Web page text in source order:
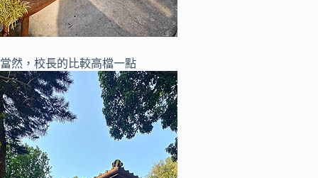
當然，校長的比較高檔一點